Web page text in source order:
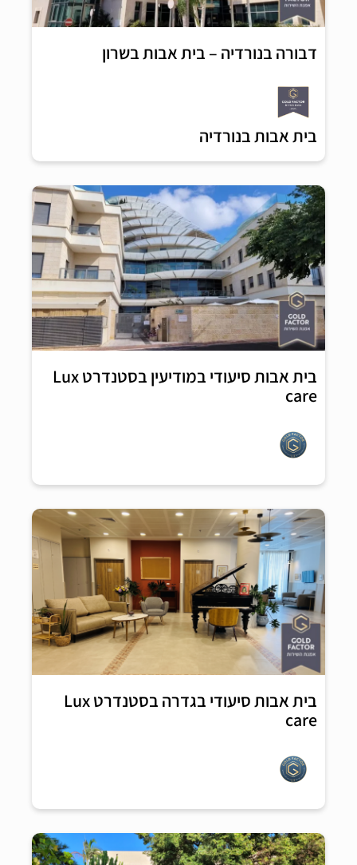
דבורה בנורדיה – בית אבות בשרון
בית אבות בנורדיה
בית אבות סיעודי במודיעין בסטנדרט Lux
care
בית אבות סיעודי בגדרה בסטנדרט Lux
care